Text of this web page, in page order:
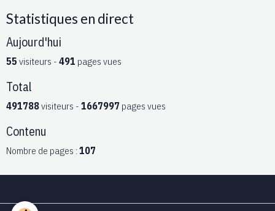
Statistiques en direct
Aujourd'hui
55 visiteurs - 491 pages vues
Total
491788visiteurs - 1667997 pages vues
Contenu
Nombre de pages : 107